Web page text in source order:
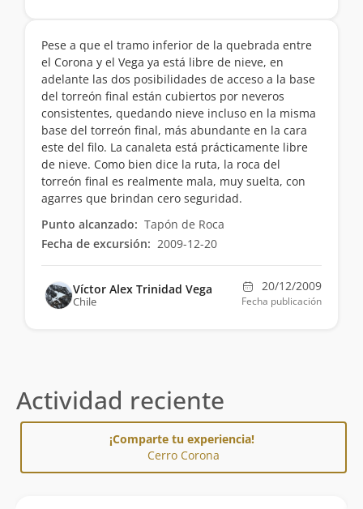
Pese a que el tramo inferior de la quebrada entre
el Corona y el Vega ya está libre de nieve, en
adelante las dos posibilidades de acceso a la base
del torreón final están cubiertos por neveros
consistentes, quedando nieve incluso en la misma
base del torreón final, más abundante en la cara
este del filo. La canaleta está prácticamente libre
de nieve. Como bien dice la ruta, la roca del
torreón final es realmente mala, muy suelta, con
agarres que brindan cero seguridad.
Punto alcanzado: Tapón de Roca
Fecha de excursión: 2009-12-20
Víctor Alex Trinidad Vega
Chile
20/12/2009
Fecha publicación
Actividad reciente
¡Comparte tu experiencia!
Cerro Corona